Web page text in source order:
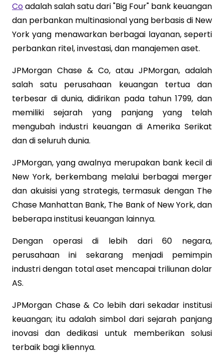
Coadalah salah satu dari "Big Four" bank keuangan
dan perbankan multinasional yang berbasis di New
York yang menawarkan berbagai layanan, seperti
perbankan ritel, investasi, dan manajemen aset.
JPMorgan Chase & Co, atau JPMorgan, adalah
salah satu perusahaan keuangan tertua dan
terbesar di dunia, didirikan pada tahun 1799, dan
memiliki sejarah yang panjang yang telah
mengubah industri keuangan di Amerika Serikat
dan di seluruh dunia.
JPMorgan, yang awalnya merupakan bank kecil di
New York, berkembang melalui berbagai merger
dan akuisisi yang strategis, termasuk dengan The
Chase Manhattan Bank, The Bank of New York, dan
beberapa institusi keuangan lainnya.
Dengan operasi di lebih dari 60 negara,
perusahaan ini sekarang menjadi pemimpin
industri dengan total aset mencapai triliunan dolar
AS.
JPMorgan Chase & Co lebih dari sekadar institusi
keuangan; itu adalah simbol dari sejarah panjang
inovasi dan dedikasi untuk memberikan solusi
terbaik bagi kliennya.